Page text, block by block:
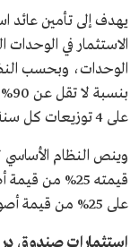
يهدف إلى تأمين عائد
الاستثمار في الوحدات
الوحدات، وبحسب
على 4 توزيعات كل سنة ميلادية.
وينص النظام الأساسي
قيمته 25% من
على 25% من قيمة أصوله في التطوير العقاري.
استثمارات صندوق